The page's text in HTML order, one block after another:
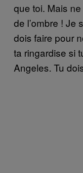
que toi. Mais
de l’ombre ! Je
dois faire pour
ta ringardise si
Angeles. Tu